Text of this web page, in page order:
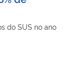
do SUS no ano